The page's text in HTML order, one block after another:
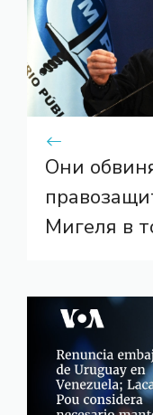
Они
Мигеля в